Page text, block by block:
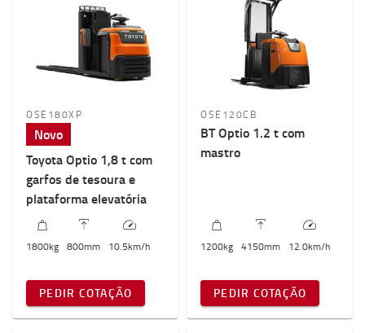
Capacidade de carga
1000kg
Elevação
Altura máxima da máquina
0mm
OSE180XP
Novo
Toyota Optio 1,8 t com
garfos de tesoura e
plataforma elevatória
1800kg 800mm 10.5km/h
PEDIR COTAÇÃO
OSE120CB
BT Optio 1.2 t com
mastro
1200kg 4150mm 12.0km/h
PEDIR COTAÇÃO